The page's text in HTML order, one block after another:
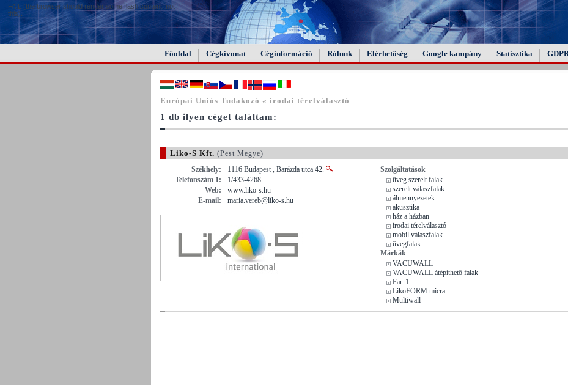
FAIL (the browser should render some flash content, not
this).
Főoldal Cégkivonat Céginformáció Rólunk Elérhetőség Google kampány Statisztika
Európai Uniós Tudakozó « irodai térelválasztó
1 db ilyen céget találtam:
Liko-S Kft. (Pest Megye)
Székhely:
1116 Budapest , Barázda utca 42.
Telefonszám 1:
1/433-4268
Web:
www.liko-s.hu
E-mail:
maria.vereb@liko-s.hu
Szolgáltatások
üveg szerelt falak
szerelt válaszfalak
álmennyezetek
akusztika
ház a házban
irodai térelválasztó
mobil válaszfalak
üvegfalak
Márkák
VACUWALL
VACUWALL átépíthető falak
Far. 1
LikoFORM micra
Multiwall